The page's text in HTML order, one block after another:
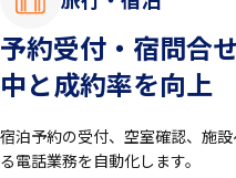
予約受付・宿問合
中と成約率を向上
宿泊予約の受付、空室確認、施
る電話業務を自動化します。